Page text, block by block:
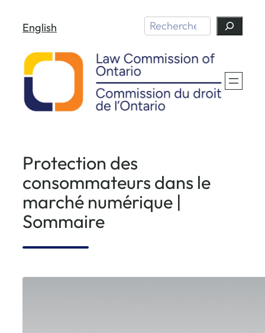
contenu
English Search
Protection des
consommateurs dans le
marché numérique |
Sommaire